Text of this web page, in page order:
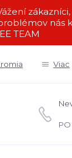
TEAM
Viac
PO